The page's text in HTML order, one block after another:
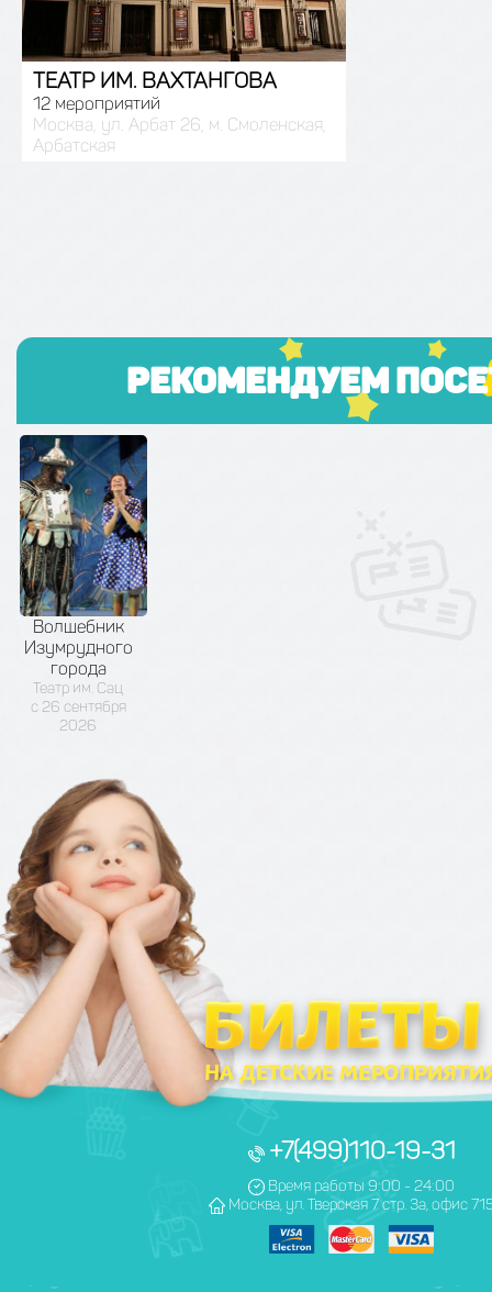
ТЕАТР ИМ. ВАХТАНГОВА
12 мероприятий
Москва, ул. Арбат 26, м. Смоленская,
Арбатская
Рекомендуем
Волшебник
Изумрудного
города
Театр им. Сац
с 26 сентября
2026
+7(499)110-19-31
Время работы 9:00 - 24:00
Москва, ул. Тверская 7 стр. 3а, офис